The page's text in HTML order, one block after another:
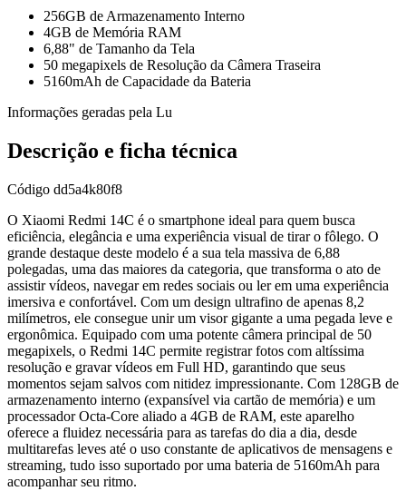
256GB de Armazenamento Interno
4GB de Memória RAM
6,88" de Tamanho da Tela
50 megapixels de Resolução da Câmera Traseira
5160mAh de Capacidade da Bateria
Informações geradas pela Lu
Descrição e ficha técnica
Código dd5a4k80f8
O Xiaomi Redmi 14C é o smartphone ideal para quem busca
eficiência, elegância e uma experiência visual de tirar o fôlego. O
grande destaque deste modelo é a sua tela massiva de 6,88
polegadas, uma das maiores da categoria, que transforma o ato de
assistir vídeos, navegar em redes sociais ou ler em uma experiência
imersiva e confortável. Com um design ultrafino de apenas 8,2
milímetros, ele consegue unir um visor gigante a uma pegada leve e
ergonômica. Equipado com uma potente câmera principal de 50
megapixels, o Redmi 14C permite registrar fotos com altíssima
resolução e gravar vídeos em Full HD, garantindo que seus
momentos sejam salvos com nitidez impressionante. Com 128GB de
armazenamento interno (expansível via cartão de memória) e um
processador Octa-Core aliado a 4GB de RAM, este aparelho
oferece a fluidez necessária para as tarefas do dia a dia, desde
multitarefas leves até o uso constante de aplicativos de mensagens e
streaming, tudo isso suportado por uma bateria de 5160mAh para
acompanhar seu ritmo.